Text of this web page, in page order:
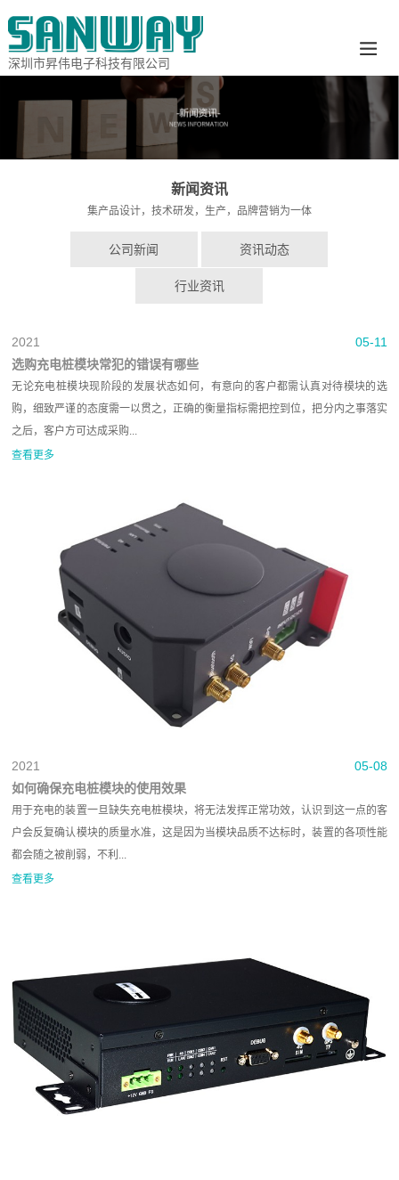
深圳市昇伟电子科技有限公司
新闻资讯
集产品设计，技术研发，生产，品牌营销为一体
公司新闻 资讯动态
行业资讯
05-11
2021
选购充电桩模块常犯的错误有哪些
无论充电桩模块现阶段的发展状态如何，有意向的客户都需认真对待模块的选
购，细致严谨的态度需一以贯之，正确的衡量指标需把控到位，把分内之事落实
之后，客户方可达成采购...
查看更多
05-08
2021
如何确保充电桩模块的使用效果
用于充电的装置一旦缺失充电桩模块，将无法发挥正常功效，认识到这一点的客
户会反复确认模块的质量水准，这是因为当模块品质不达标时，装置的各项性能
都会随之被削弱，不利...
查看更多